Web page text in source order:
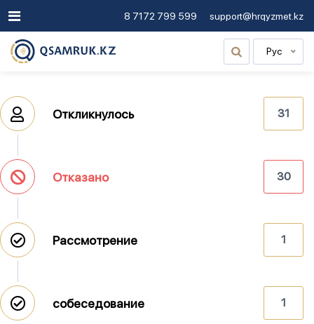
8 7172 799 599 support@hrqyzmet.kz
Рус
Откликнулось 31
Отказано 30
Рассмотрение 1
собеседование 1